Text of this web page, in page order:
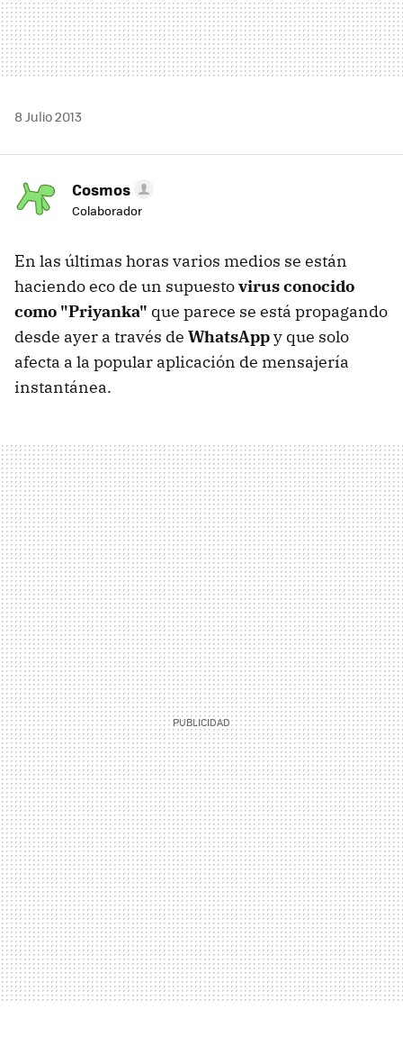
8 Julio 2013
Cosmos
Colaborador
En las últimas horas varios medios se están
haciendo eco de un supuestovirus conocido
como "Priyanka" que parece se está propagando
desde ayer a través de WhatsAppy que solo
afecta a la popular aplicación de mensajería
instantánea.